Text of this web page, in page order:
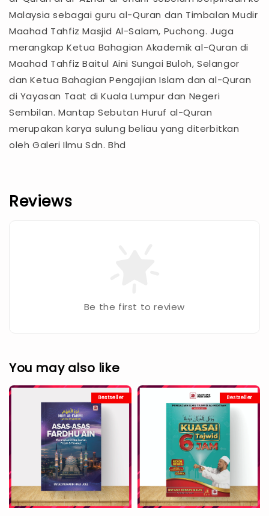
Malaysia sebagai guru al-Quran dan Timbalan Mudir
Maahad Tahfiz Masjid Al-Salam, Puchong. Juga
merangkap Ketua Bahagian Akademik al-Quran di
Maahad Tahfiz Baitul Aini Sungai Buloh, Selangor
dan Ketua Bahagian Pengajian Islam dan al-Quran
di Yayasan Taat di Kuala Lumpur dan Negeri
Sembilan. Mantap Sebutan Huruf al-Quran
merupakan karya sulung beliau yang diterbitkan
oleh Galeri Ilmu Sdn. Bhd
Reviews
Be the first to review
You may also like
Bestseller Bestseller